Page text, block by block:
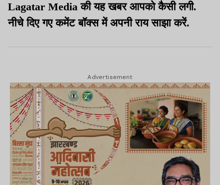
Lagatar Media की यह खबर आपको कैसी लगी.
नीचे दिए गए कमेंट बॉक्स में अपनी राय साझा करें.
Advertisement